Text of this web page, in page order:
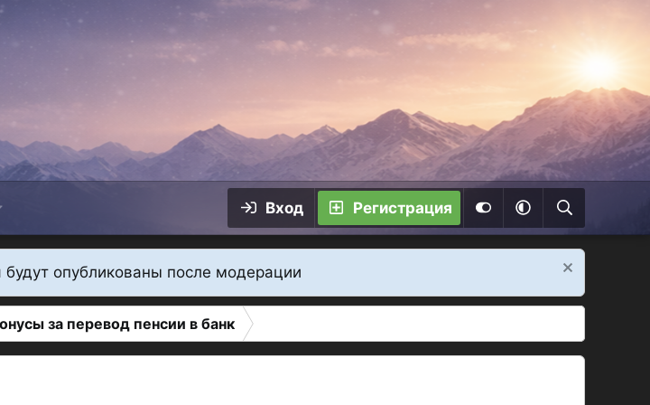
Вход Регистрация
опубликованы после модерации
за перевод пенсии в банк